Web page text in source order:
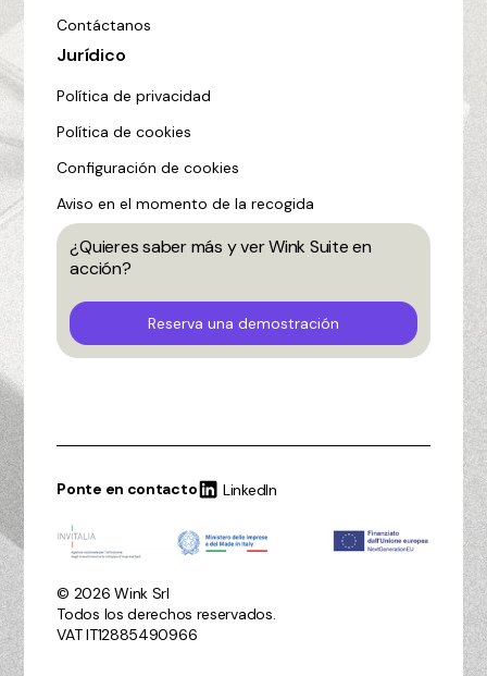
Contáctanos
Jurídico
Política de privacidad
Política de cookies
Configuración de cookies
Aviso en el momento de la recogida
¿Quieres saber más y ver Wink Suite en
acción?
Reserva una demostración
© 2026 Wink Srl
Todos los derechos reservados.
VAT IT12885490966
Ponte en contacto LinkedIn